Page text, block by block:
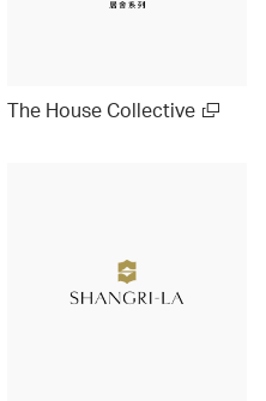
The House Collective